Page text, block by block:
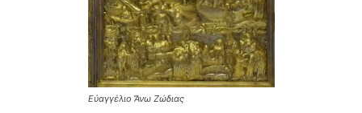
Εὐαγγέλιο Ἄνω Ζώδιας